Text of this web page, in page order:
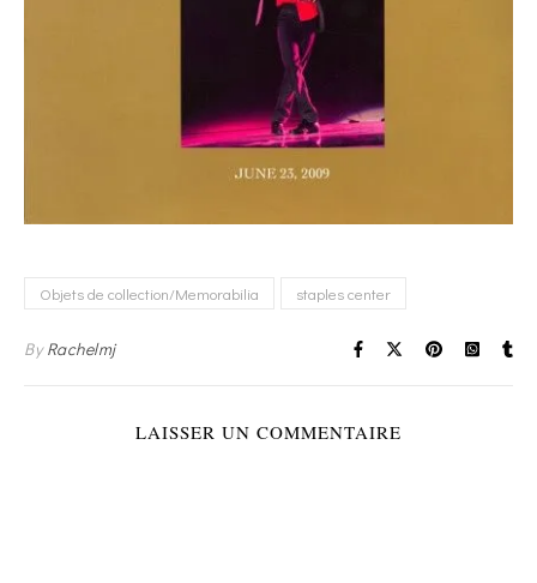
Objets de collection/Memorabilia staples center
ByRachelmj
LAISSER UN COMMENTAIRE